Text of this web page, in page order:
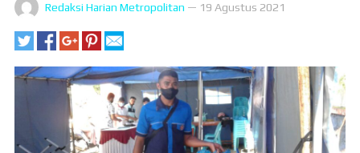
Redaksi Harian Metropolitan — 19 Agustus 2021